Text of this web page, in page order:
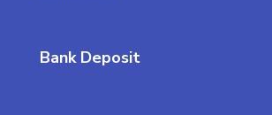
Bank Deposit